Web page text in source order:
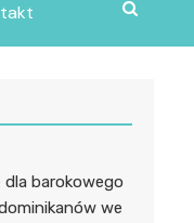
dla barokowego
we